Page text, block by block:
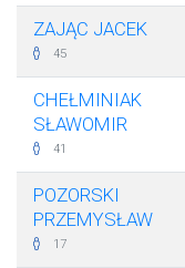
ZAJĄC JACEK
45
CHEŁMINIAK
SŁAWOMIR
41
POZORSKI
PRZEMYSŁAW
17